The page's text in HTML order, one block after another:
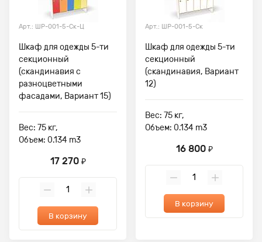
Арт.: ШР-001-5-Ск-Ц
Шкаф для одежды 5-ти
секционный
(скандинавия с
разноцветными
фасадами, Вариант 15)
Вес: 75 кг,
Объем: 0.134 m3
17 270 ₽
В корзину
Арт.: ШР-001-5-Ск
Шкаф для одежды 5-ти
секционный
(скандинавия, Вариант
12)
Вес: 75 кг,
Объем: 0.134 m3
16 800 ₽
В корзину